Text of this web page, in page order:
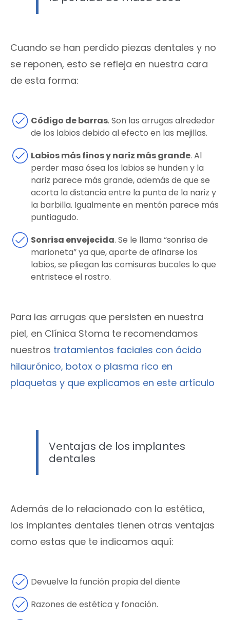
Cuando se han perdido piezas dentales y no
se reponen, esto se refleja en nuestra cara
de esta forma:
Código de barras. Son las arrugas alrededor
de los labios debido al efecto en las mejillas.
Labios más finos y nariz más grande. Al
perder masa ósea los labios se hunden y la
nariz parece más grande, además de que se
acorta la distancia entre la punta de la nariz y
la barbilla. Igualmente en mentón parece más
puntiagudo.
Sonrisa envejecida. Se le llama “sonrisa de
marioneta” ya que, aparte de afinarse los
labios, se pliegan las comisuras bucales lo que
entristece el rostro.
Para las arrugas que persisten en nuestra
piel, en Clínica Stoma te recomendamos
nuestros tratamientos faciales con ácido
hilaurónico, botox o plasma rico en
plaquetas y que explicamos en este artículo
Ventajas de los implantes
dentales
Además de lo relacionado con la estética,
los implantes dentales tienen otras ventajas
como estas que te indicamos aquí:
Devuelve la función propia del diente
Razones de estética y fonación.